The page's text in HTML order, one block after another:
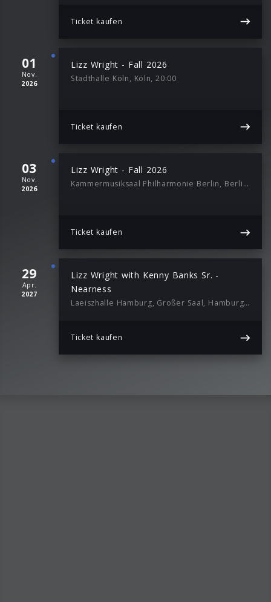
Ticket kaufen
01
Nov.
2026
Lizz Wright - Fall 2026
Stadthalle Köln, Köln, 20:00
Ticket kaufen
03
Nov.
2026
Lizz Wright - Fall 2026
Kammermusiksaal Philharmonie Berlin, Berlin, 20:00
Ticket kaufen
29
Apr.
2027
Lizz Wright with Kenny Banks Sr. -
Nearness
Laeiszhalle Hamburg, Großer Saal, Hamburg, 20:30
Ticket kaufen